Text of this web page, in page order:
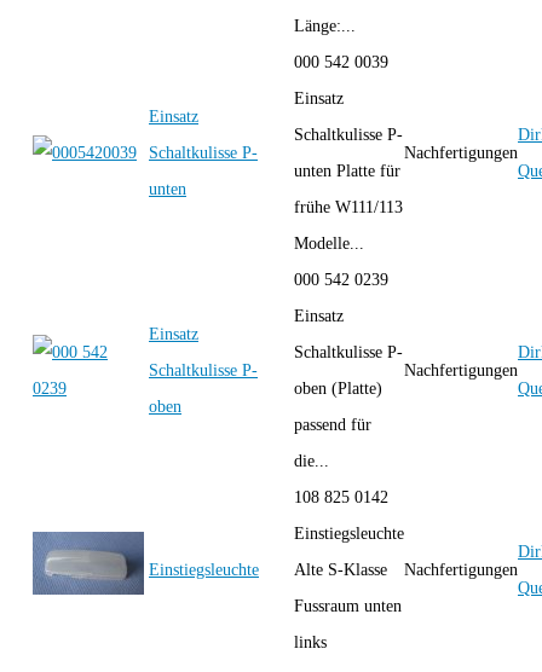
Länge:...
Einsatz
Schaltkulisse P-
unten
000 542 0039
Einsatz
Schaltkulisse P-
unten Platte für
frühe W111/113
Modelle...
Nachfertigungen
Einsatz
Schaltkulisse P-
oben
000 542 0239
Einsatz
Schaltkulisse P-
oben (Platte)
passend für
die...
Nachfertigungen
Einstiegsleuchte
108 825 0142
Einstiegsleuchte
Alte S-Klasse
Fussraum unten
links
Nachfertigungen